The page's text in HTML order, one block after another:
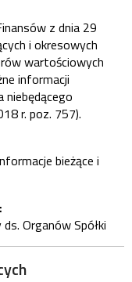
z dnia 29
i okresowych
wartościowych
informacji
r. poz. 757).
bieżące i
Organów Spółki